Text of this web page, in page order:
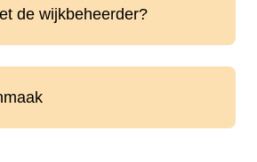
de wijkbeheerder?